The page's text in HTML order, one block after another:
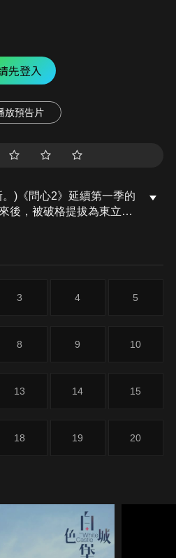
先登入
放預告片
)《問心2》延續第一季的
後，被破格提拔為東立醫
業挑戰、情感考驗以及理
3 4 5
8 9 10
13 14 15
18 19 20